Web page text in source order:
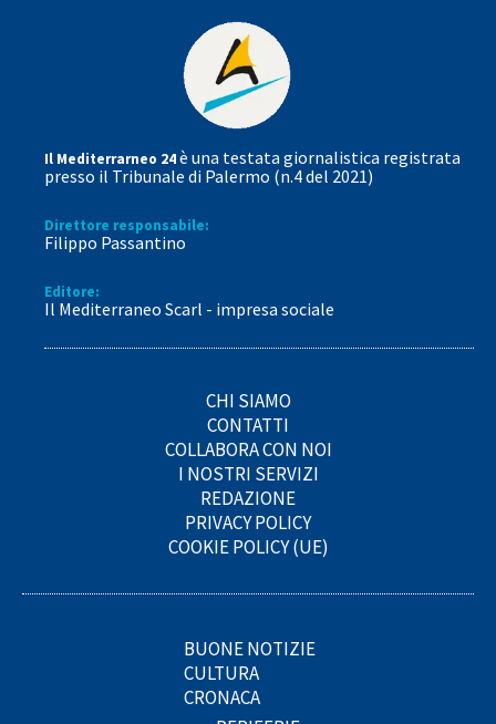
Il Mediterrarneo 24è una testata giornalistica registrata
presso il Tribunale di Palermo (n.4 del 2021)
Direttore responsabile:
Filippo Passantino
Editore:
Il Mediterraneo Scarl - impresa sociale
CHI SIAMO
CONTATTI
COLLABORA CON NOI
I NOSTRI SERVIZI
REDAZIONE
PRIVACY POLICY
COOKIE POLICY (UE)
BUONE NOTIZIE
CULTURA
CRONACA